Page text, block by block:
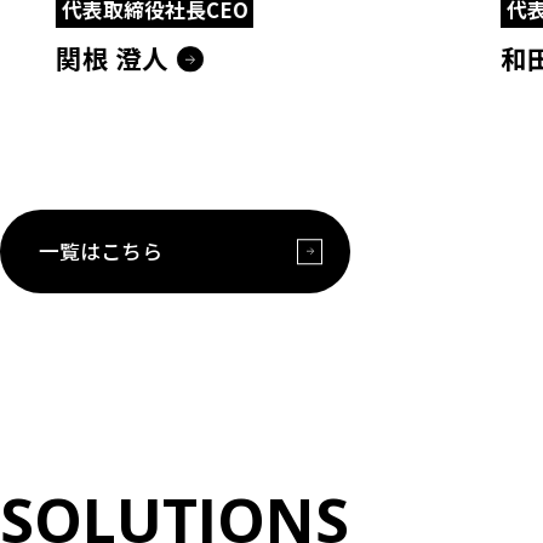
代表取締役社長CEO
関根 澄人
代
和
一覧はこちら
SOLUTIONS